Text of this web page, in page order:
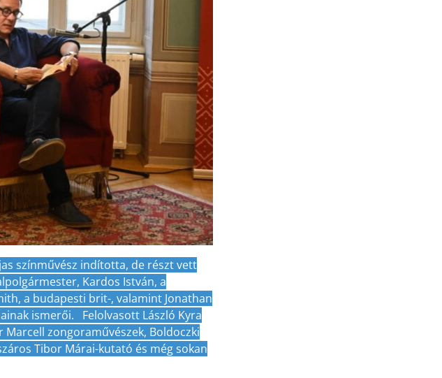
színművész indította, de részt vett
Kardos István, a
a budapesti brit-, valamint Jonathan
ismerői.
Felolvasott László Kyra
zongoraművészek, Boldoczki
Tibor Márai-kutató és még sokan